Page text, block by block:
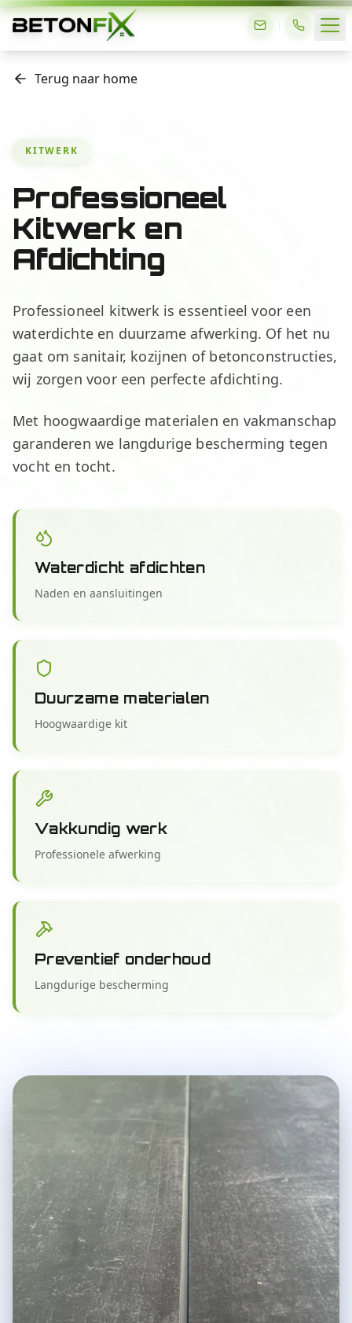
Terug naar home
KITWERK
Professioneel
Kitwerk en
Afdichting
Professioneel kitwerk is essentieel voor een
waterdichte en duurzame afwerking. Of het nu
gaat om sanitair, kozijnen of betonconstructies,
wij zorgen voor een perfecte afdichting.
Met hoogwaardige materialen en vakmanschap
garanderen we langdurige bescherming tegen
vocht en tocht.
Waterdicht afdichten
Naden en aansluitingen
Duurzame materialen
Hoogwaardige kit
Vakkundig werk
Professionele afwerking
Preventief onderhoud
Langdurige bescherming